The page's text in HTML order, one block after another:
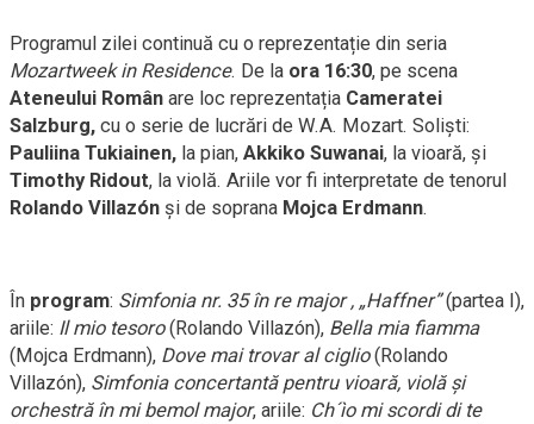
Programul zilei continuă cu o reprezentație din seria
Mozartweek in Residence. De la ora 16:30, pe scena
Ateneului Român are loc reprezentația Cameratei
Salzburg, cu o serie de lucrări de W.A. Mozart. Soliști:
Pauliina Tukiainen, la pian, Akkiko Suwanai, la vioară, și
Timothy Ridout, la violă. Ariile vor fi interpretate de tenorul
Rolando Villazón și de soprana Mojca Erdmann.
În program: Simfonia nr. 35 în re major , „Haffner”(partea I),
ariile: Il mio tesoro(Rolando Villazón), Bella mia fiamma
(Mojca Erdmann), Dove mai trovar al ciglio(Rolando
Villazón), Simfonia concertantă pentru vioară, violă și
orchestră în mi bemol major, ariile: Ch´ìo mi scordi di te